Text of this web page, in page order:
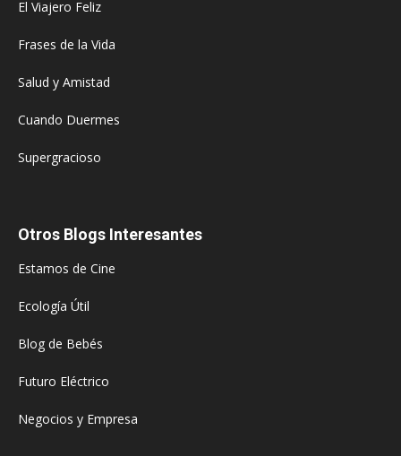
El Viajero Feliz
Frases de la Vida
Salud y Amistad
Cuando Duermes
Supergracioso
Otros Blogs Interesantes
Estamos de Cine
Ecología Útil
Blog de Bebés
Futuro Eléctrico
Negocios y Empresa